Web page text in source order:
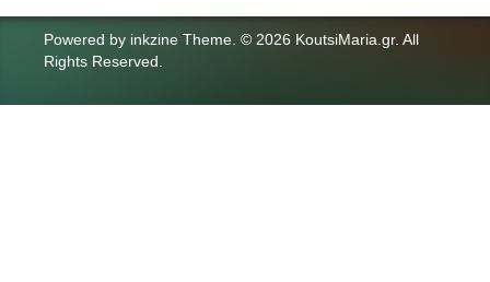
Powered by inkzine Theme © 2026 KoutsiMaria.gr. All
Rights Reserved.